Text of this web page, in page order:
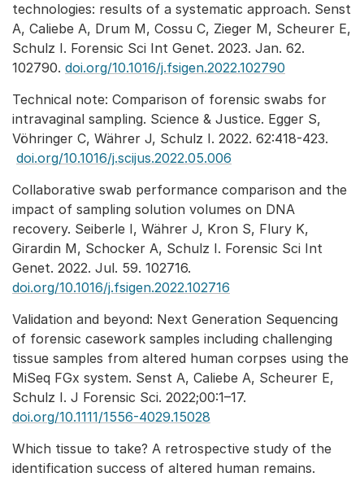
technologies: results of a systematic approach. Senst
A, Caliebe A, Drum M, Cossu C, Zieger M, Scheurer E,
Schulz I. Forensic Sci Int Genet. 2023. Jan. 62.
102790. doi.org/10.1016/j.fsigen.2022.102790
Technical note: Comparison of forensic swabs for
intravaginal sampling. Science & Justice. Egger S,
Vöhringer C, Währer J, Schulz I. 2022. 62:418-423.
doi.org/10.1016/j.scijus.2022.05.006
Collaborative swab performance comparison and the
impact of sampling solution volumes on DNA
recovery. Seiberle I, Währer J, Kron S, Flury K,
Girardin M, Schocker A, Schulz I. Forensic Sci Int
Genet. 2022. Jul. 59. 102716.
doi.org/10.1016/j.fsigen.2022.102716
Validation and beyond: Next Generation Sequencing
of forensic casework samples including challenging
tissue samples from altered human corpses using the
MiSeq FGx system. Senst A, Caliebe A, Scheurer E,
Schulz I. J Forensic Sci. 2022;00:1–17.
doi.org/10.1111/1556-4029.15028
Which tissue to take? A retrospective study of the
identification success of altered human remains.